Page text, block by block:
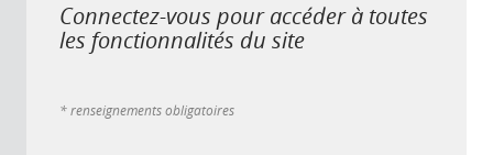
Connectez-vous pour accéder à toutes
les fonctionnalités du site
* renseignements obligatoires